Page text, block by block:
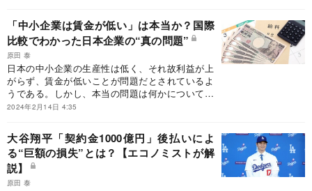
「中小企業は賃金が低い」は本当か？国際
比較でわかった日本企業の“真の問題”
原田 泰
日本の中小企業の生産性は低く、それ故利益が上
がらず、賃金が低いことが問題だとされているよ
うである。しかし、本当の問題は何かについて、
国際比較で明らかにしていきたい。
2024年2月14日 4:35
大谷翔平「契約金1000億円」後払いによ
る“巨額の損失”とは？【エコノミストが解
説】
原田 泰